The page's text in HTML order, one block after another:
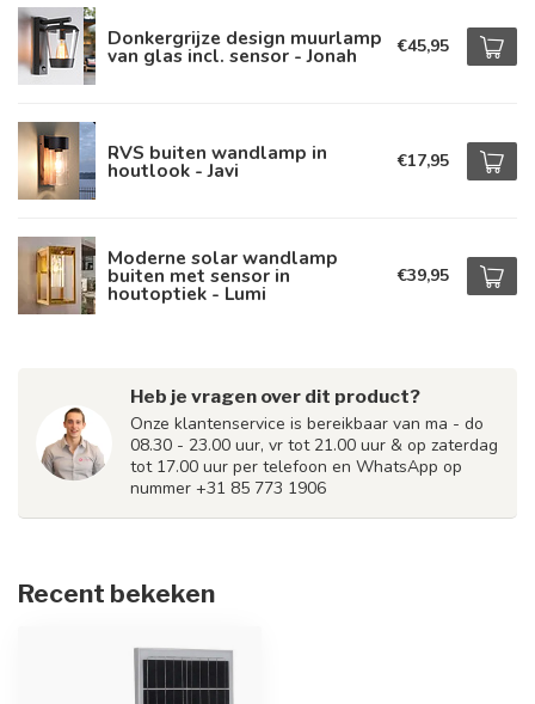
Donkergrijze design muurlamp
van glas incl. sensor - Jonah €45,95
RVS buiten wandlamp in
houtlook - Javi €17,95
Moderne solar wandlamp
buiten met sensor in
houtoptiek - Lumi
€39,95
Heb je vragen over dit product?
Onze klantenservice is bereikbaar van ma - do
08.30 - 23.00 uur, vr tot 21.00 uur & op zaterdag
tot 17.00 uur per telefoon en WhatsApp op
nummer +31 85 773 1906
Recent bekeken